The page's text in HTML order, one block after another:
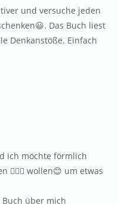
und versuche jeden
Das Buch liest
Denkanstöße. Einfach
ich möchte förmlich
🏃🏻‍♂️ wollen😊 um etwas
über mich